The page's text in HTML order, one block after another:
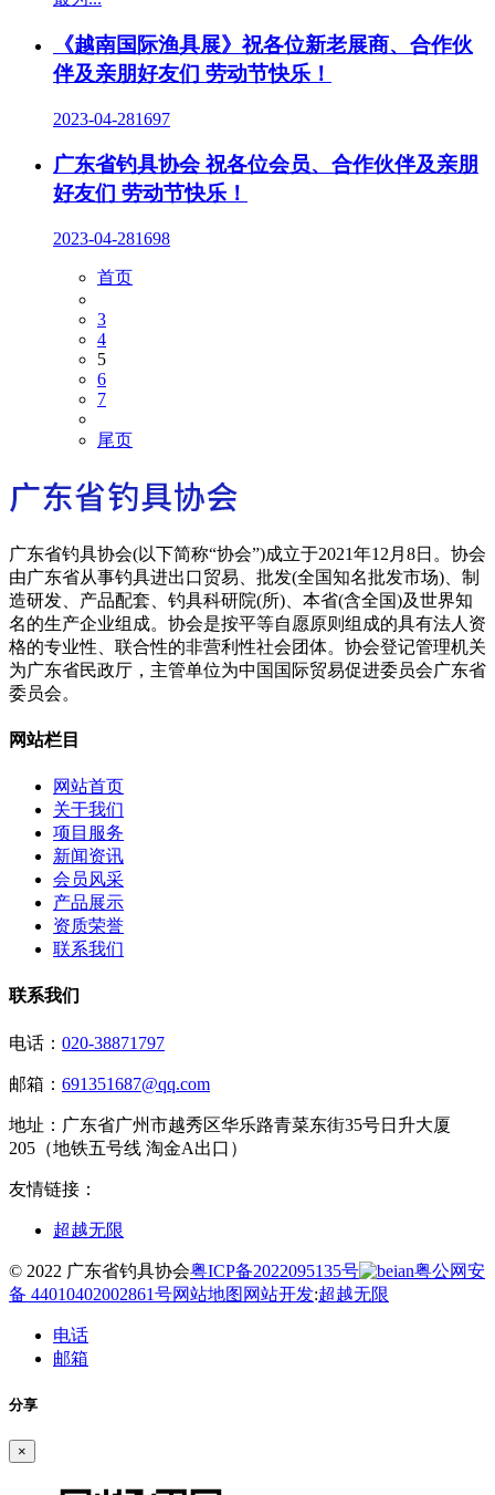
《越南国际渔具展》祝各位新老展商、合作伙
伴及亲朋好友们 劳动节快乐！
2023-04-281697
广东省钓具协会 祝各位会员、合作伙伴及亲朋
好友们 劳动节快乐！
2023-04-281698
首页
3
4
5
6
7
尾页
广东省钓具协会(以下简称“协会”)成立于2021年12月8日。协会
由广东省从事钓具进出口贸易、批发(全国知名批发市场)、制
造研发、产品配套、钓具科研院(所)、本省(含全国)及世界知
名的生产企业组成。协会是按平等自愿原则组成的具有法人资
格的专业性、联合性的非营利性社会团体。协会登记管理机关
为广东省民政厅，主管单位为中国国际贸易促进委员会广东省
委员会。
网站栏目
网站首页
关于我们
项目服务
新闻资讯
会员风采
产品展示
资质荣誉
联系我们
联系我们
电话： 020-38871797
邮箱： 691351687@qq.com
地址： 广东省广州市越秀区华乐路青菜东街35号日升大厦
205（地铁五号线 淘金A出口）
友情链接：
超越无限
© 2022 广东省钓具协会粤ICP备2022095135号
粤公网安
备 44010402002861号网站地图 网站开发:超越无限
电话
邮箱
分享
×